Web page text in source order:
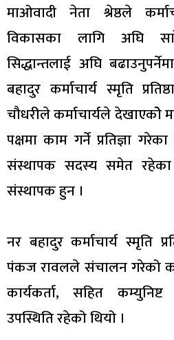
माओवादी नेता श्रेष्ठले
विकासका लागि अघि
सिद्धान्तलाई अघि
बहादुर कर्माचार्य स्मृति
चौधरीले कर्माचार्यले देखाएकोे
पक्षमा काम गर्ने प्रतिज्ञा
संस्थापक सदस्य समेत रहेका
संस्थापक हुन ।
नर बहादुर कर्माचार्य स्मृति
पंकज रावलले संचालन गरेको
कार्यकर्ता, सहित
उपस्थिति रहेको थियो ।